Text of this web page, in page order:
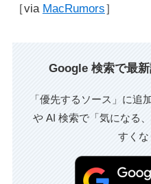
［via MacRumors］
Google 検索で最
「優先するソース」に追
や AI 検索で「気になる
すくな